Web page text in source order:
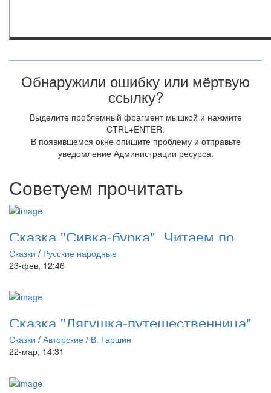
Обнаружили ошибку или мёртвую
ссылку?
Выделите проблемный фрагмент мышкой и нажмите
CTRL+ENTER.
В появившемся окне опишите проблему и отправьте
уведомление Администрации ресурса.
Советуем прочитать
Сказка "Сивка-бурка". Читаем по
слогам
Сказки / Русские народные
23-фев, 12:46
Сказка "Лягушка-путешественница".
Читаем по слогам
Сказки / Авторские / В. Гаршин
22-мар, 14:31